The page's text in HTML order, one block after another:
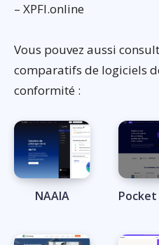
– XPFI.online
Vous pouvez aussi
comparatifs de logiciels
conformité :
NAAIA